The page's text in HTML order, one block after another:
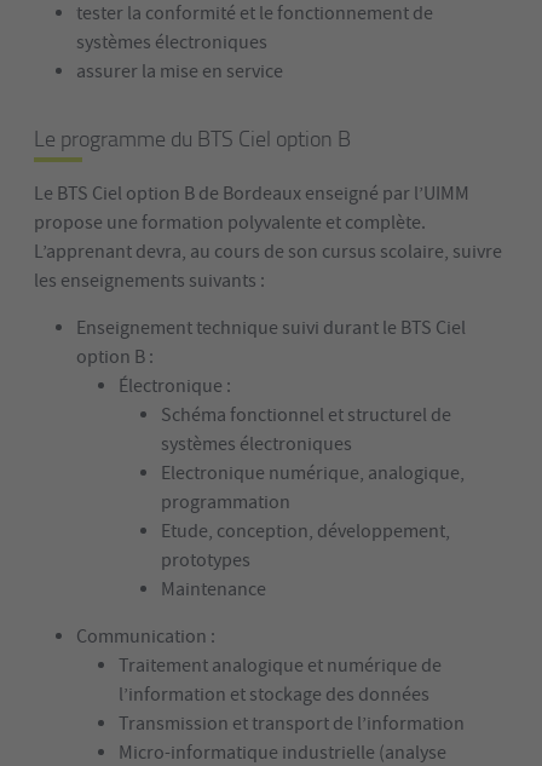
tester la conformité et le fonctionnement de
systèmes électroniques
assurer la mise en service
Le programme du BTS Ciel option B
Le BTS Ciel option B de Bordeaux enseigné par l’UIMM
propose une formation polyvalente et complète.
L’apprenant devra, au cours de son cursus scolaire, suivre
les enseignements suivants :
Enseignement technique suivi durant le BTS Ciel
option B :
Électronique :
Schéma fonctionnel et structurel de
systèmes électroniques
Electronique numérique, analogique,
programmation
Etude, conception, développement,
prototypes
Maintenance
Communication :
Traitement analogique et numérique de
l’information et stockage des données
Transmission et transport de l’information
Micro-informatique industrielle (analyse